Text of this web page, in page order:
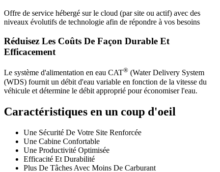
Offre de service hébergé sur le cloud (par site ou actif) avec des
niveaux évolutifs de technologie afin de répondre à vos besoins
Réduisez Les Coûts De Façon Durable Et
Efficacement
Le système d'alimentation en eau CAT® (Water Delivery System
(WDS) fournit un débit d'eau variable en fonction de la vitesse du
véhicule et détermine le débit approprié pour économiser l'eau.
Caractéristiques en un coup d'oeil
Une Sécurité De Votre Site Renforcée
Une Cabine Confortable
Une Productivité Optimisée
Efficacité Et Durabilité
Plus De Tâches Avec Moins De Carburant